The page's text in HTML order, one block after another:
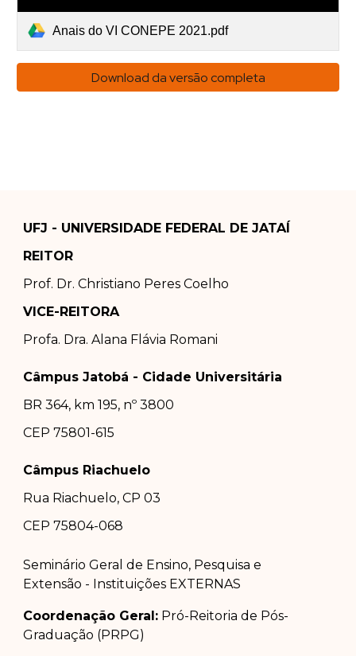
Anais do VI CONEPE 2021.pdf
Download da versão completa
UFJ - UNIVERSIDADE FEDERAL DE JATAÍ
REITOR
Prof. Dr. Christiano Peres Coelho
VICE-REITORA
Profa. Dra. Alana Flávia Romani
Câmpus Jatobá - Cidade Universitária
BR 364, km 195, nº 3800
CEP 75801-615
Câmpus Riachuelo
Rua Riachuelo, CP 03
CEP 75804-068
Seminário Geral de Ensino, Pesquisa e
Extensão - Instituições EXTERNAS
Coordenação Geral: Pró-Reitoria de Pós-
Graduação (PRPG)